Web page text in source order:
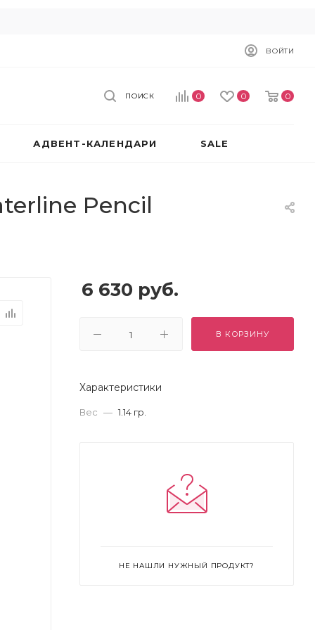
ВОЙТИ
0 0 0
ПОИСК
АДВЕНТ-КАЛЕНДАРИ SALE
Pencil
6 630 руб.
В КОРЗИНУ
Характеристики
Вес — 1.14 гр.
НЕ НАШЛИ НУЖНЫЙ ПРОДУКТ?